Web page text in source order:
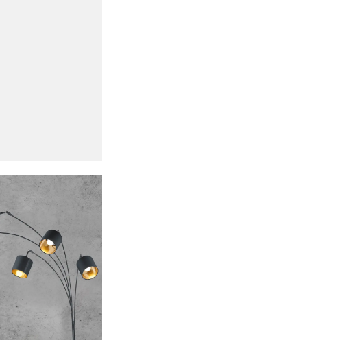
TOMMY ZWART
Y11300049248
btw en excl. verzendkosten
of verder winkelen